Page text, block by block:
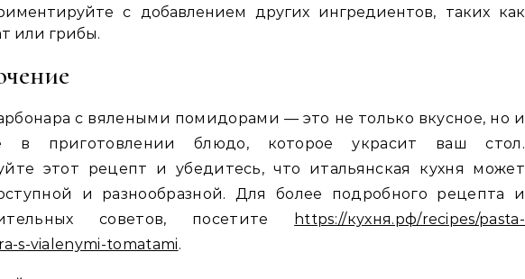
с добавлением других ингредиентов, таких как
или грибы.
с вялеными помидорами — это не только вкусное, но и
в приготовлении блюдо, которое украсит ваш стол.
этот рецепт и убедитесь, что итальянская кухня может
и разнообразной. Для более подробного рецепта и
советов, посетите
https://кухня.рф/recipes/pasta-
s-vialenymi-tomatami.